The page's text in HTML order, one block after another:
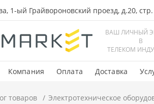
1-ый Грайвороновский проезд, д.20,
ВАШ ЛИЧНЫЙ
В
ТЕЛЕКОМ
Компания Оплата Доставка
товаров Электротехническое